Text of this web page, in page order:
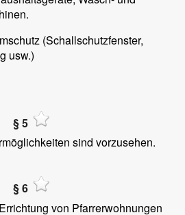
(Schallschutzfenster,
usw.)
§ 5
sind vorzusehen.
§ 6
von Pfarrerwohnungen